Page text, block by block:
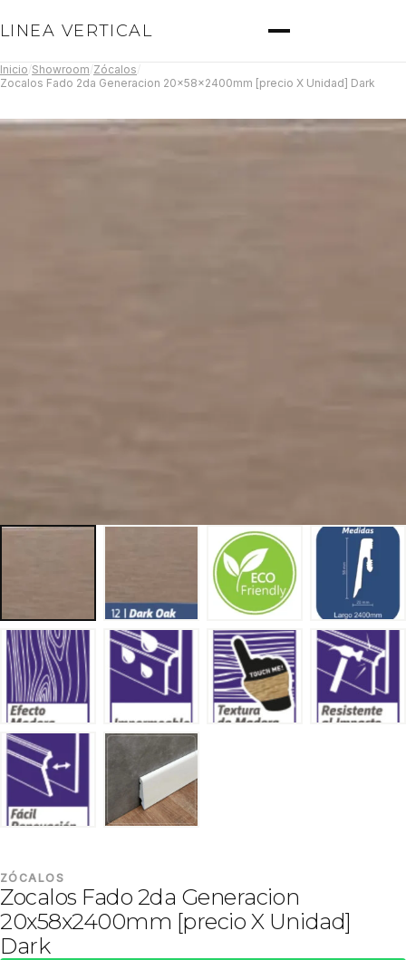
LINEA VERTICAL
Inicio Showroom Zócalos
Zocalos Fado 2da Generacion 20x58x2400mm [precio X Unidad] Dark
ZÓCALOS
Zocalos Fado 2da Generacion
20x58x2400mm [precio X Unidad]
Dark